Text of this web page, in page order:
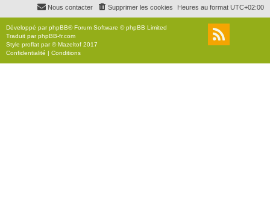
r
c
r
Heures au format UTC+02:00
Supprimer les cookies
Nous contacter
Développé parphpBB® Forum Software © phpBB Limited
Traduit parphpBB-fr.com
Style proflat par ©Mazeltof 2017
Confidentialité | Conditions